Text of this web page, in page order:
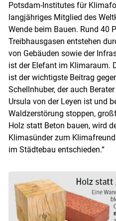
Potsdam-Institutes für
langjähriges Mitglied des
Wende beim Bauen. Rund 40
Treibhausgasen entstehen
von Gebäuden sowie der
ist der Elefant im Klimaraum.
ist der wichtigste Beitrag
Schellnhuber, der auch
Ursula von der Leyen ist und
Waldzerstörung stoppen,
Holz statt Beton bauen, wird
Klimasünder zum
im Städtebau entschieden.“